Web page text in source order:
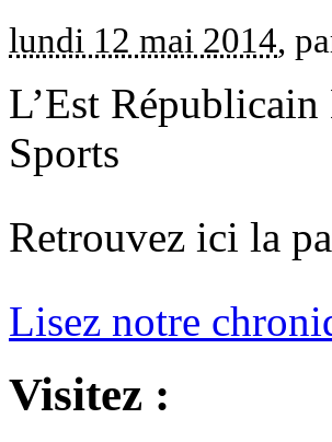
lundi 12 mai 2014,
L’Est
Sports
Retrouvez ici la
Lisez notre
Visitez :